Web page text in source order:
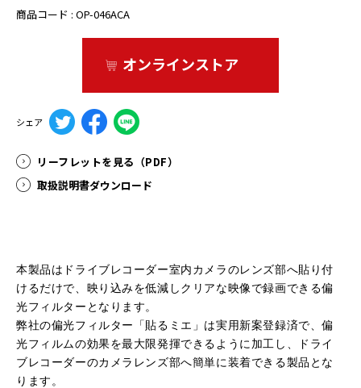
商品コード : OP-046ACA
オンラインストア
シェア
リーフレットを見る（PDF）
取扱説明書ダウンロード
本製品はドライブレコーダー室内カメラのレンズ部へ貼り付
けるだけで、映り込みを低減しクリアな映像で録画できる偏
光フィルターとなります。
弊社の偏光フィルター「貼るミエ」は実⽤新案登録済で、偏
光フィルムの効果を最⼤限発揮できるように加⼯し、ドライ
ブレコーダーのカメラレンズ部へ簡単に装着できる製品とな
ります。